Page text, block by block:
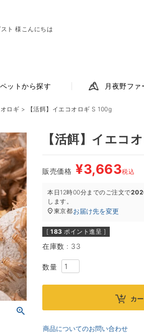
ト 様こんにちは
ペットから探す 月夜野ファ
ロギ 【活餌】イエコオロギ S 100g
【活餌】イエコ
販売価格 ¥3,663税込
本日 12時00分までのご注文で
します。
東京都お届け先を変更
[ 183 ポイント進呈 ]
在庫数 33
カ
商品についてのお問い合わせ